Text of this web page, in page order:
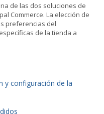
de las dos soluciones de
Commerce. La elección de
preferencias del
de la tienda a
y configuración de la